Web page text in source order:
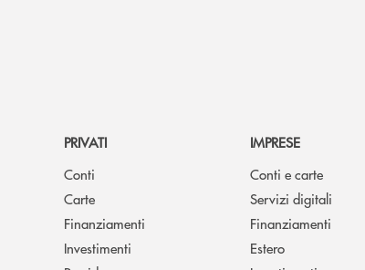
PRIVATI
Conti
Carte
Finanziamenti
Investimenti
IMPRESE
Conti e carte
Servizi digitali
Finanziamenti
Estero